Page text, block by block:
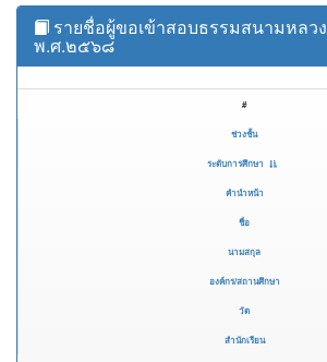
รายชื่อผู้ขอเข้าสอบธรรมสนามหลวง
พ.ศ.๒๕๖๘
#
ช่วงชั้น
ระดับการศึกษา
คำนำหน้า
ชื่อ
นามสกุล
องค์กร/สถานศึกษา
วัด
สำนักเรียน